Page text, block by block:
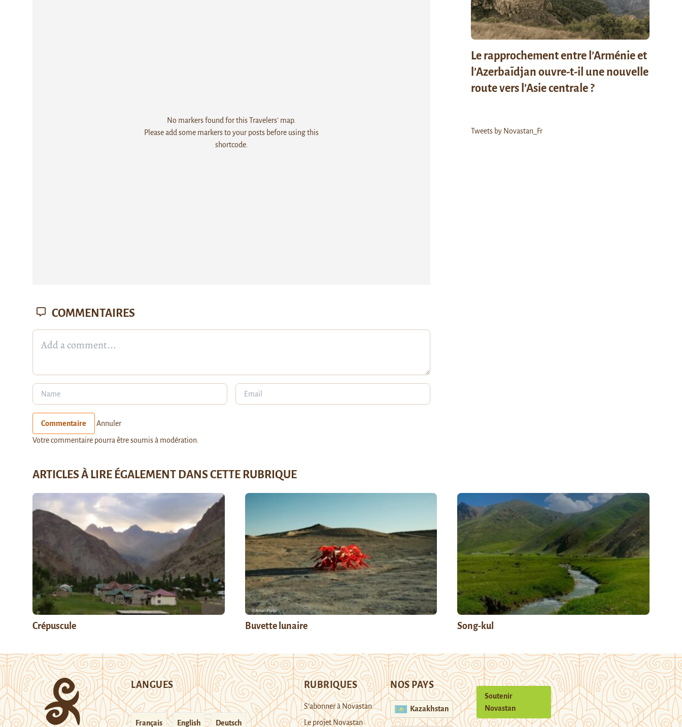
No markers found for this Travelers' map.
Please add some markers to your posts before using this
shortcode.
Le rapprochement entre l’Arménie et
l’Azerbaïdjan ouvre-t-il une nouvelle
route vers l’Asie centrale ?
Tweets by Novastan_Fr
COMMENTAIRES
Commentaire Annuler
Votre commentaire pourra être soumis à modération.
ARTICLES À LIRE ÉGALEMENT DANS CETTE RUBRIQUE
Crépuscule Buvette lunaire Song-kul
LANGUES
Français English Deutsch
RUBRIQUES
S’abonner à Novastan
Le projet Novastan
NOS PAYS
Kazakhstan
Soutenir
Novastan